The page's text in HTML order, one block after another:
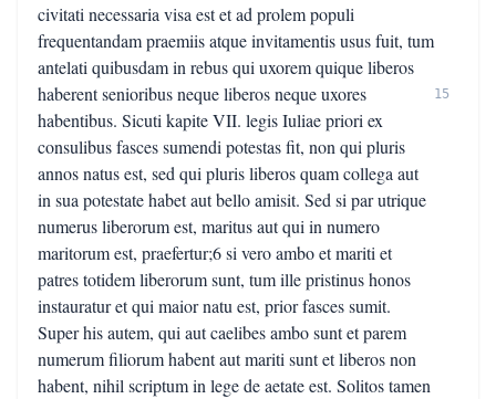
civitati necessaria visa est et ad prolem populi
frequentandam praemiis atque invitamentis usus fuit, tum
antelati quibusdam in rebus qui uxorem quique liberos
haberent senioribus neque liberos neque uxores
habentibus. Sicuti kapite VII. legis Iuliae priori ex
consulibus fasces sumendi potestas fit, non qui pluris
annos natus est, sed qui pluris liberos quam collega aut
in sua potestate habet aut bello amisit. Sed si par utrique
numerus liberorum est, maritus aut qui in numero
maritorum est, praefertur;6 si vero ambo et mariti et
patres totidem liberorum sunt, tum ille pristinus honos
instauratur et qui maior natu est, prior fasces sumit.
Super his autem, qui aut caelibes ambo sunt et parem
numerum filiorum habent aut mariti sunt et liberos non
habent, nihil scriptum in lege de aetate est. Solitos tamen
15